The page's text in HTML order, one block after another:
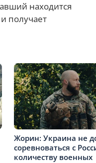
находится
получает
Жорин: Украина не
соревноваться с
количеству военных